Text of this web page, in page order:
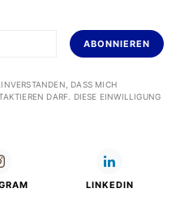
ABONNIEREN
DASS MICH
DARF. DIESE EINWILLIGUNG
LINKEDIN